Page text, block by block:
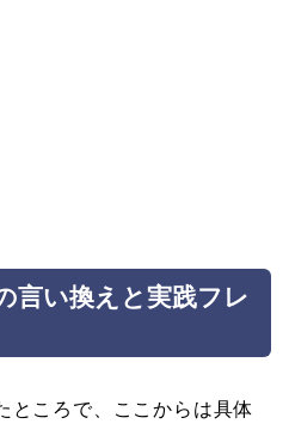
言い換えと実践フレ
ところで、ここからは具体